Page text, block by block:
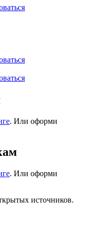
. Или оформи
. Или оформи
источников.